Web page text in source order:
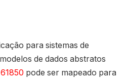
para sistemas de
de dados abstratos
61850 pode ser mapeado para